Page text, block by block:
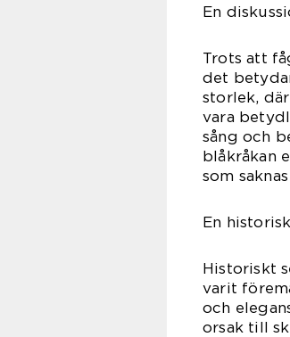
En
Trots att
det
storlek,
vara
sång och
blåkråkan
som
En
Historiskt
varit
och
orsak till